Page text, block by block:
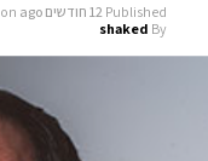
Published 12 חודשים ago on
By
shaked